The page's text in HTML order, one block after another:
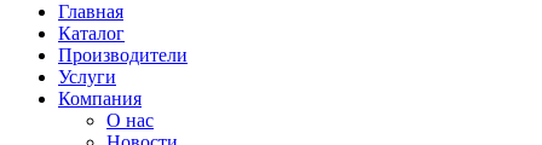
Главная
Каталог
Производители
Услуги
Компания
О нас